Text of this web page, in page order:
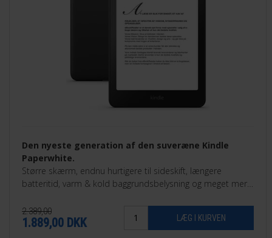
Den nyeste generation af den suveræne Kindle
Paperwhite.
Større skærm, endnu hurtigere til sideskift, længere
batteritid, varm & kold baggrundsbelysning og meget mere.
2.389,00
1.889,00 DKK